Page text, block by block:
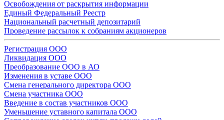
Освобождения от раскрытия информации
Единый Федеральный Реестр
Национальный расчетный депозитарий
Проведение рассылок к собраниям акционеров
Регистрация ООО
Ликвидация ООО
Преобразование ООО в АО
Изменения в уставе ООО
Смена генерального директора ООО
Смена участника ООО
Введение в состав участников ООО
Уменьшение уставного капитала ООО